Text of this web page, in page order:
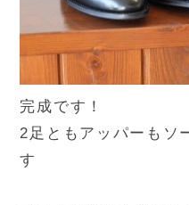
完成です！
2足ともアッパーもソ
す